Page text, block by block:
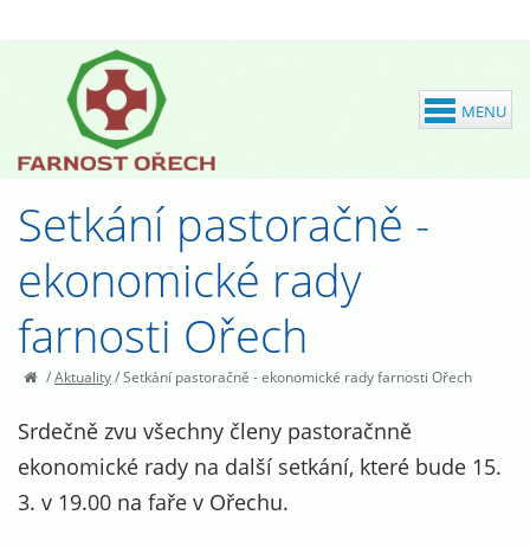
Setkání pastoračně -
ekonomické rady
farnosti Ořech
/Aktuality/Setkání pastoračně - ekonomické rady farnosti Ořech
Srdečně zvu všechny členy pastoračnně
ekonomické rady na další setkání, které bude 15.
3. v 19.00 na faře v Ořechu.